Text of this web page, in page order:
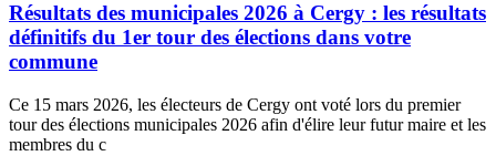
Résultats des municipales 2026 à Cergy : les résultats
définitifs du 1er tour des élections dans votre
commune
Ce 15 mars 2026, les électeurs de Cergy ont voté lors du premier
tour des élections municipales 2026 afin d'élire leur futur maire et les
membres du c